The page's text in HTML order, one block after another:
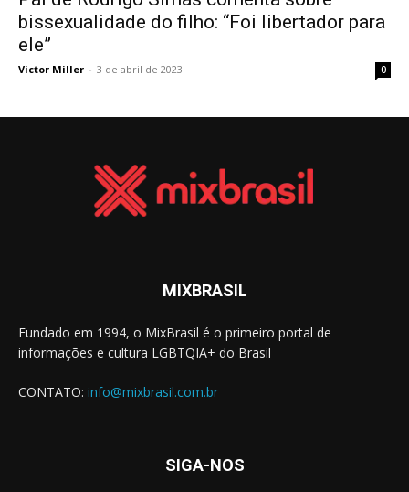
bissexualidade do filho: “Foi libertador para
ele”
Victor Miller - 3 de abril de 2023 0
MIXBRASIL
Fundado em 1994, o MixBrasil é o primeiro portal de
informações e cultura LGBTQIA+ do Brasil
CONTATO: info@mixbrasil.com.br
SIGA-NOS